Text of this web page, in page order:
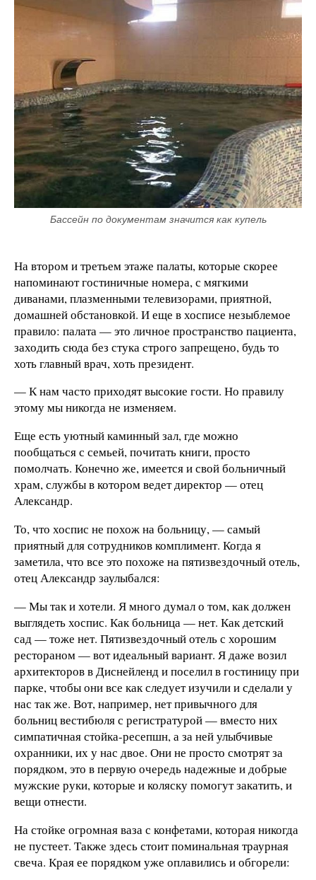
Бассейн по документам значится как купель
На втором и третьем этаже палаты, которые скорее
напоминают гостиничные номера, с мягкими
диванами, плазменными телевизорами, приятной,
домашней обстановкой. И еще в хосписе незыблемое
правило: палата — это личное пространство пациента,
заходить сюда без стука строго запрещено, будь то
хоть главный врач, хоть президент.
— К нам часто приходят высокие гости. Но правилу
этому мы никогда не изменяем.
Еще есть уютный каминный зал, где можно
пообщаться с семьей, почитать книги, просто
помолчать. Конечно же, имеется и свой больничный
храм, службы в котором ведет директор — отец
Александр.
То, что хоспис не похож на больницу, — самый
приятный для сотрудников комплимент. Когда я
заметила, что все это похоже на пятизвездочный отель,
отец Александр заулыбался:
— Мы так и хотели. Я много думал о том, как должен
выглядеть хоспис. Как больница — нет. Как детский
сад — тоже нет. Пятизвездочный отель с хорошим
рестораном — вот идеальный вариант. Я даже возил
архитекторов в Диснейленд и поселил в гостиницу при
парке, чтобы они все как следует изучили и сделали у
нас так же. Вот, например, нет привычного для
больниц вестибюля с регистратурой — вместо них
симпатичная стойка-ресепшн, а за ней улыбчивые
охранники, их у нас двое. Они не просто смотрят за
порядком, это в первую очередь надежные и добрые
мужские руки, которые и коляску помогут закатить, и
вещи отнести.
На стойке огромная ваза с конфетами, которая никогда
не пустеет. Также здесь стоит поминальная траурная
свеча. Края ее порядком уже оплавились и обгорели: